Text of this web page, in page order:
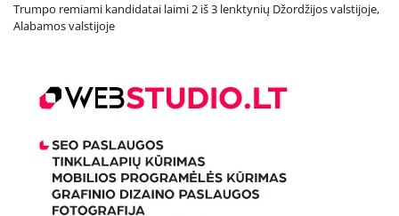
Trumpo remiami kandidatai laimi 2 iš 3 lenktynių Džordžijos valstijoje,
Alabamos valstijoje